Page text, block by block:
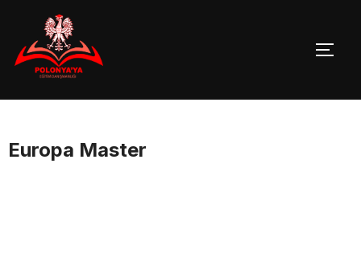
content
Europa Master